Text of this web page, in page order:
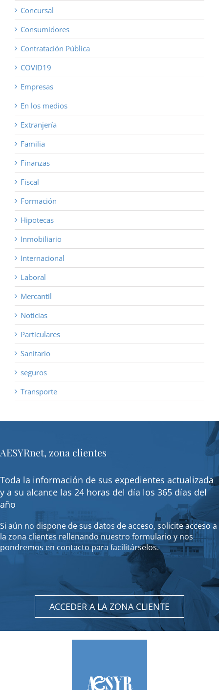
Concursal
Consumidores
Contratación Pública
COVID19
Empresas
En los medios
Extranjería
Familia
Finanzas
Fiscal
Formación
Hipotecas
Inmobiliario
Internacional
Laboral
Mercantil
Noticias
Particulares
Sanitario
seguros
Transporte
AESYRnet, zona clientes
Toda la información de sus expedientes actualizada
y a su alcance las 24 horas del día los 365 días del
año
Si aún no dispone de sus datos de acceso, solicite acceso a
la zona clientes rellenando nuestro formulario y nos
pondremos en contacto para facilitárselos.
ACCEDER A LA ZONA CLIENTE